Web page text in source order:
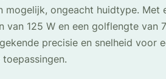
ongeacht huidtype. Met
125 W en een golflengte van
precisie en snelheid voor